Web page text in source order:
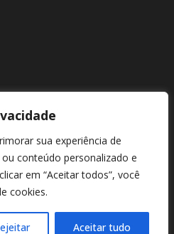
sua experiência de
conteúdo personalizado e
em “Aceitar todos”, você
cookies.
Aceitar tudo
DE SITES